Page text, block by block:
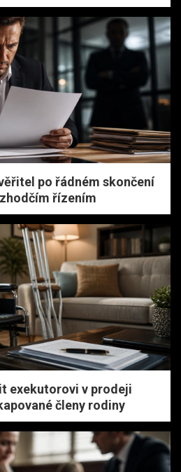
po řádném skončení
řízením
exekutorovi v prodeji
členy rodiny